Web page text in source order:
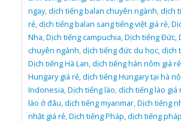
ngay,dịch tiếng balan chuyên ngành,dịch
rẻ,dịch tiếng balan sang tiếng việt giá rẻ,
Nha,Dịch tiếng campuchia,Dịch tiếng Đức,
chuyên ngành,dịch tiếng đức du học,dịch
Dịch tiếng Hà Lan,dịch tiếng hán nôm giá rẻ
Hungary giá rẻ,dịch tiếng Hungary tại hà
Indonesia,Dịch tiếng lào,dịch tiếng lào giá
lào ở đâu,dịch tiếng myanmar,Dịch tiếng
nhật giá rẻ,Dịch tiếng Pháp,dịch tiếng